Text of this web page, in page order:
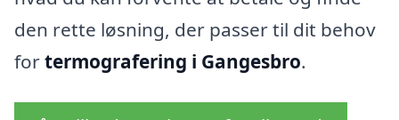
den rette løsning, der passer til dit behov
fortermografering i Gangesbro.